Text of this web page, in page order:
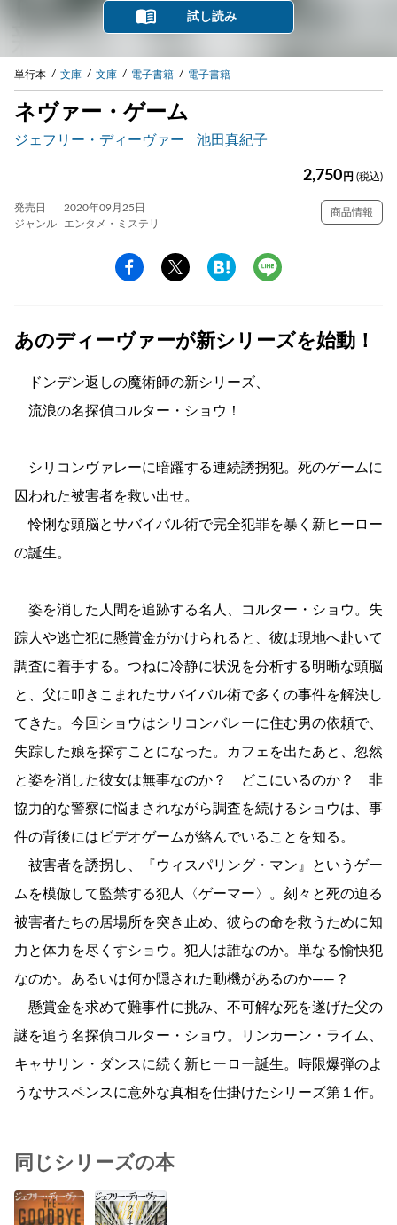
試し読み
単行本 文庫 文庫 電子書籍 電子書籍
ネヴァー・ゲーム
ジェフリー・ディーヴァー 池田真紀子
2,750 円 (税込)
発売日
2020年09月25日
ジャンル
エンタメ・ミステリ
商品情報
あのディーヴァーが新シリーズを始動！
ドンデン返しの魔術師の新シリーズ、
流浪の名探偵コルター・ショウ！
シリコンヴァレーに暗躍する連続誘拐犯。死のゲームに
囚われた被害者を救い出せ。
怜悧な頭脳とサバイバル術で完全犯罪を暴く新ヒーロー
の誕生。
姿を消した人間を追跡する名人、コルター・ショウ。失
踪人や逃亡犯に懸賞金がかけられると、彼は現地へ赴いて
調査に着手する。つねに冷静に状況を分析する明晰な頭脳
と、父に叩きこまれたサバイバル術で多くの事件を解決し
てきた。今回ショウはシリコンバレーに住む男の依頼で、
失踪した娘を探すことになった。カフェを出たあと、忽然
と姿を消した彼女は無事なのか？ どこにいるのか？ 非
協力的な警察に悩まされながら調査を続けるショウは、事
件の背後にはビデオゲームが絡んでいることを知る。
被害者を誘拐し、『ウィスパリング・マン』というゲー
ムを模倣して監禁する犯人〈ゲーマー〉。刻々と死の迫る
被害者たちの居場所を突き止め、彼らの命を救うために知
力と体力を尽くすショウ。犯人は誰なのか。単なる愉快犯
なのか。あるいは何か隠された動機があるのか――？
懸賞金を求めて難事件に挑み、不可解な死を遂げた父の
謎を追う名探偵コルター・ショウ。リンカーン・ライム、
キャサリン・ダンスに続く新ヒーロー誕生。時限爆弾のよ
うなサスペンスに意外な真相を仕掛けたシリーズ第１作。
同じシリーズの本